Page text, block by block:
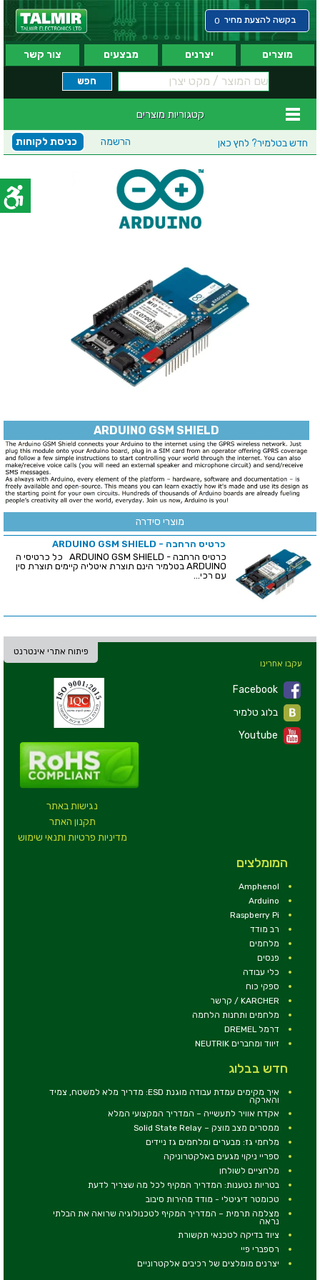
בקשה להצעת מחיר 0
מוצרים יצרנים מבצעים צור קשר
קטגוריות מוצרים
חדש בטלמיר? לחץ כאן כניסת לקוחות הרשמה
ARDUINO GSM SHIELD
מוצרי סידרה
כרטיס הרחבה - ARDUINO GSM SHIELD
כרטיס הרחבה - ARDUINO GSM SHIELD כל כרטיסי ה
ARDUINO בטלמיר הינם תוצרת איטליה קיימים תוצרת סין
עם רכי...
פיתוח אתרי אינטרנט
נגישות באתר
תקנון האתר
מדיניות פרטיות ותנאי שימוש
עקבו אחרינו
Facebook
Youtube
המומלצים
Amphenol
Arduino
Raspberry Pi
רב מודד
מלחמים
פנסים
כלי עבודה
ספקי כוח
KARCHER / קרשר
מלחמים ותחנות הלחמה
דרמל DREMEL
זיווד ומחברים NEUTRIK
חדש בבלוג
איך מקימים עמדת עבודה מוגנת ESD: מדריך מלא למשטח, צמיד
והארקה
אקדח אוויר לתעשייה – המדריך המקצועי המלא
ממסרים מצב מוצק – Solid State Relay
מלחמי גז: מבערים ומלחמים גז ניידים
ספריי ניקוי מגעים באלקטרוניקה
מלחציים לשולחן
בטריות נטענות: המדריך המקיף לכל מה שצריך לדעת
טכומטר דיגיטלי - מודד מהירות סיבוב
מצלמה תרמית – המדריך המקיף לטכנולוגיה שרואה את הבלתי
נראה
ציוד בדיקה לטכנאי תקשורת
רספברי פיי
יצרנים מומלצים של רכיבים אלקטרוניים